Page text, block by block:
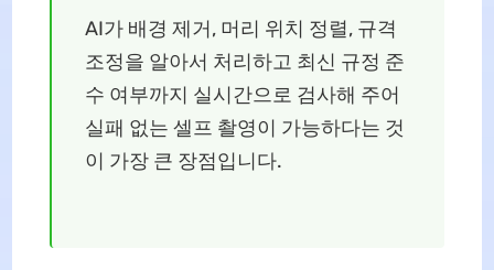
AI가 배경 제거, 머리 위치 정렬, 규격
조정을 알아서 처리하고 최신 규정 준
수 여부까지 실시간으로 검사해 주어
실패 없는 셀프 촬영이 가능하다는 것
이 가장 큰 장점입니다.